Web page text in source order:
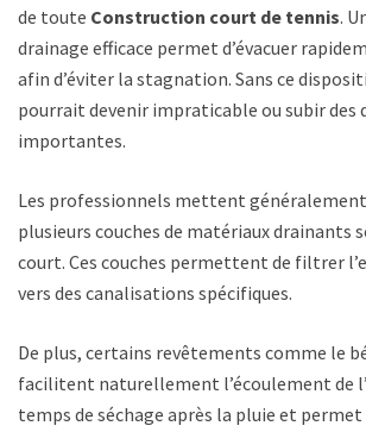
de toute Construction court de tennis.
drainage efficace permet d’évacuer
afin d’éviter la stagnation. Sans ce
pourrait devenir impraticable ou subir des
importantes.
Les professionnels mettent
plusieurs couches de matériaux drainants
court. Ces couches permettent de filtrer
vers des canalisations spécifiques.
De plus, certains revêtements comme le
facilitent naturellement l’écoulement de
temps de séchage après la pluie et permet